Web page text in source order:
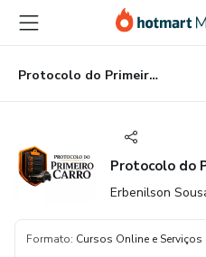
para
conteúdo
principal
para
pagamento
para
rodapé
Protocolo do Primeiro Carro
Protocolo do
Erbenilson
Formato: Cursos Online e